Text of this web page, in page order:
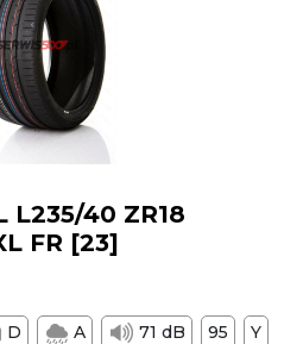
L235/40 ZR18
FR [23]
D A 71 dB 95 Y